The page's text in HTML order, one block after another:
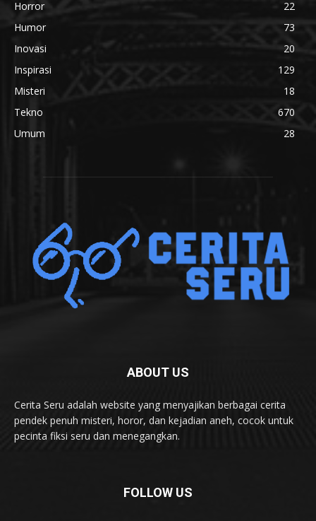
Horror
22
Humor
73
Inovasi
20
Inspirasi
129
Misteri
18
Tekno
670
Umum
28
ABOUT US
Cerita Seru adalah website yang menyajikan berbagai cerita
pendek penuh misteri, horor, dan kejadian aneh, cocok untuk
pecinta fiksi seru dan menegangkan.
FOLLOW US